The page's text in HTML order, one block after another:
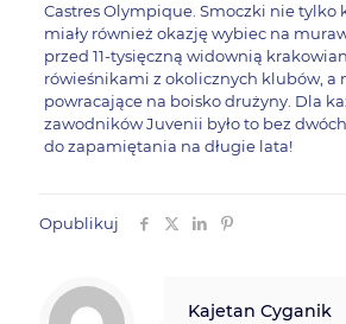
Castres Olympique. Smoczki nie tylko
miały również okazję wybiec na
przed 11-tysięczną widownią
rówieśnikami z okolicznych klubów, a
powracające na boisko drużyny. Dla
zawodników Juvenii było to bez
do zapamiętania na długie lata!
Opublikuj
Kajetan Cyganik